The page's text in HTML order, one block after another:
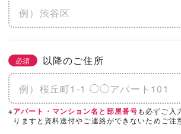
必須 以降のご住所
※アパート・マンション名と部屋番号も必ずご入
りますと資料送付やご連絡ができないためご注